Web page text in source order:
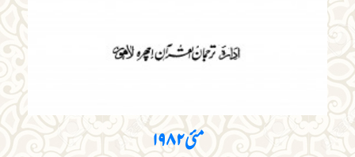
مئی ۱۹۸۲